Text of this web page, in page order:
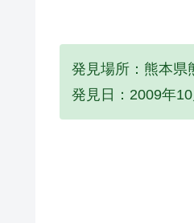
発見場所：熊本県
発見日：2009年